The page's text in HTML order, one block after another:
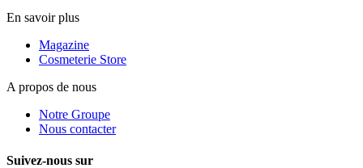
En savoir plus
Magazine
Cosmeterie Store
A propos de nous
Notre Groupe
Nous contacter
Suivez-nous sur